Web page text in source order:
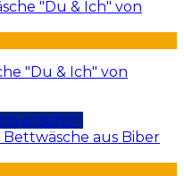
"Du & Ich" von
ansehen